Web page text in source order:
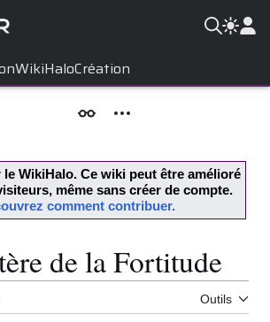
WikiHaloCréation
ApparenceOutils personnels
le WikiHalo. Ce wiki peut être amélioré
même sans créer de compte.
comment contribuer.
matières
de la Fortitude
Outils